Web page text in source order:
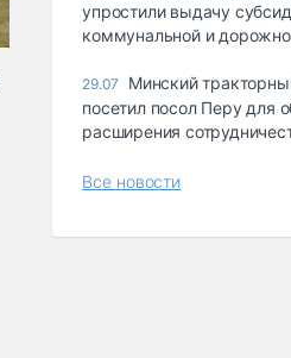
упростили выдачу
коммунальной и
29.07
Минский
посетил посол Перу для
расширения
Все новости